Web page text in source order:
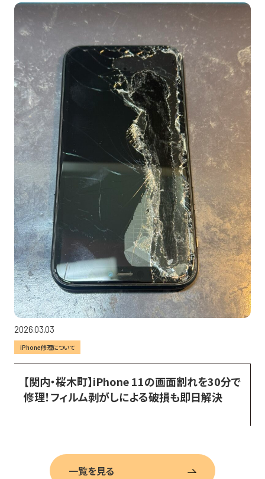
2026.03.03
iPhone修理について
【関内・桜木町】iPhone 11の画面割れを30分で
修理！フィルム剥がしによる破損も即日解決
一覧を見る